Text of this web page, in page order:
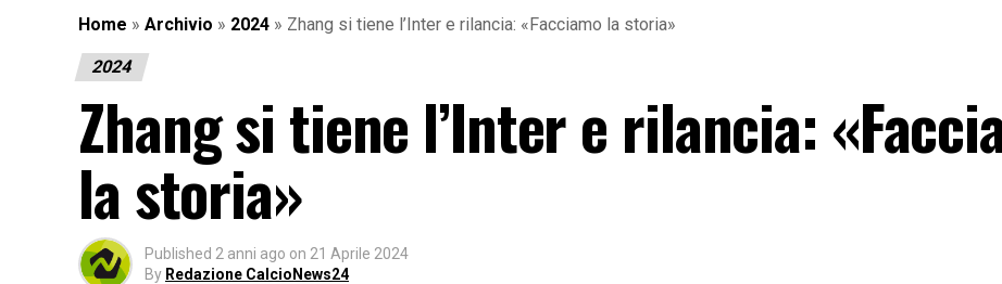
Home » Archivio » 2024 » Zhang si tiene l’Inter e rilancia: «Facciamo la storia»
2024
Zhang si tiene l’Inter e rilancia:
la storia»
Published 2 anni ago on 21 Aprile 2024
By Redazione CalcioNews24